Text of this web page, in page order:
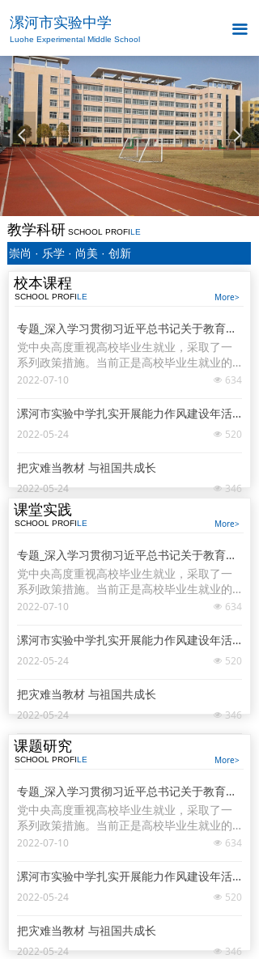
Luohe Experimental Middle School
漯河市实验中学 끀
넳 넲
崇尚 · 乐学 · 尚美 · 创新
教学科研 SCHOOL PROFILE
校本课程
SCHOOL PROFILE More>
专题_深入学习贯彻习近平总书记关于教育的重要论述_中华人民共和国教育部政府门户网站
党中央高度重视高校毕业生就业，采取了一
系列政策措施。当前正是高校毕业生就业的
关键阶段，要进一步挖掘岗位资源，做实做
抓好学生就业签约落实工作，尤其要把脱贫
家庭、低保家庭、零就业家庭以及有残疾
的、较长时间未就业的高校毕业生作为重点
靠劳动创造的，大家要保持平实之心，客观
看待个人条件和社会需求，从实际出发选择
职业和工作岗位，热爱劳动，脚踏实地，在
实践中一步步成长起来。他勉励同学们自觉
践行社会主义核心价值观，努力做到德智体
美劳全面发展。
넶 634
2022-07-10
漯河市实验中学扎实开展能力作风建设年活动
넶 520
2022-05-24
把灾难当教材 与祖国共成长
넶 346
2022-05-24
课堂实践
SCHOOL PROFILE More>
专题_深入学习贯彻习近平总书记关于教育的重要论述_中华人民共和国教育部政府门户网站
党中央高度重视高校毕业生就业，采取了一
系列政策措施。当前正是高校毕业生就业的
关键阶段，要进一步挖掘岗位资源，做实做
抓好学生就业签约落实工作，尤其要把脱贫
家庭、低保家庭、零就业家庭以及有残疾
的、较长时间未就业的高校毕业生作为重点
靠劳动创造的，大家要保持平实之心，客观
看待个人条件和社会需求，从实际出发选择
实践中一步步成长起来。他勉励同学们自觉
践行社会主义核心价值观，努力做到德智体
넶 634
2022-07-10
漯河市实验中学扎实开展能力作风建设年活动
넶 520
2022-05-24
把灾难当教材 与祖国共成长
넶 346
2022-05-24
课题研究
SCHOOL PROFILE More>
专题_深入学习贯彻习近平总书记关于教育的重要论述_中华人民共和国教育部政府门户网站
党中央高度重视高校毕业生就业，采取了一
系列政策措施。当前正是高校毕业生就业的
关键阶段，要进一步挖掘岗位资源，做实做
抓好学生就业签约落实工作，尤其要把脱贫
家庭、低保家庭、零就业家庭以及有残疾
的、较长时间未就业的高校毕业生作为重点
靠劳动创造的，大家要保持平实之心，客观
看待个人条件和社会需求，从实际出发选择
넶 634
2022-07-10
漯河市实验中学扎实开展能力作风建设年活动
넶 520
2022-05-24
把灾难当教材 与祖国共成长
넶 346
2022-05-24